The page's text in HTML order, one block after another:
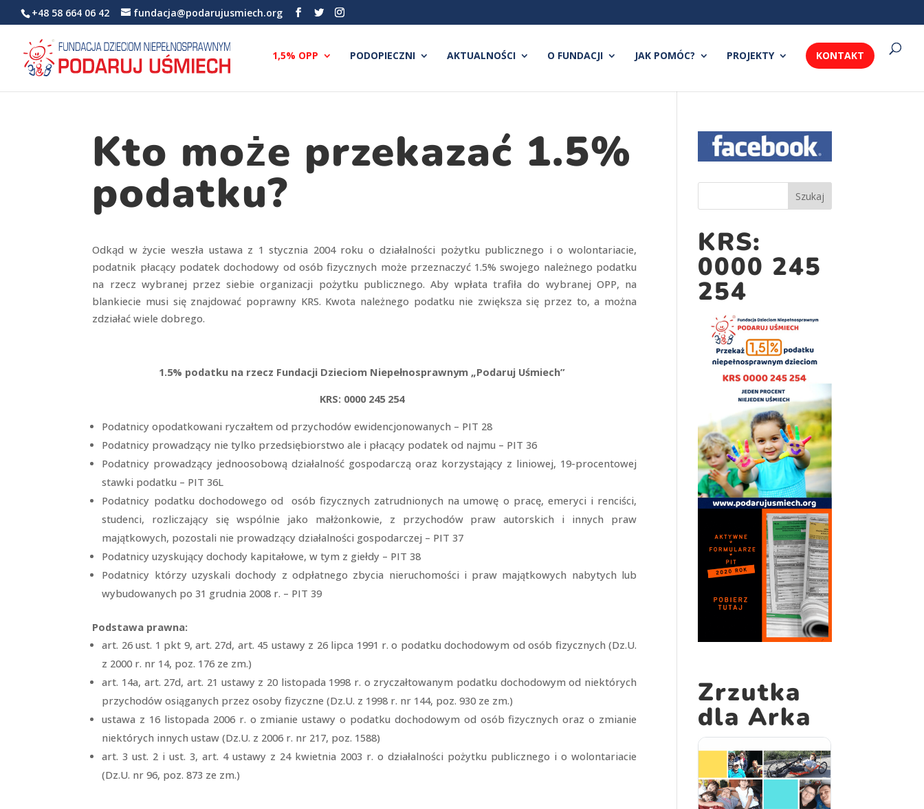
+48 58 664 06 42 fundacja@podarujusmiech.org
1,5% OPP PODOPIECZNI AKTUALNOŚCI O FUNDACJI JAK POMÓC? PROJEKTY KONTAKT
Kto może przekazać 1.5%
podatku?
Odkąd w życie weszła ustawa z 1 stycznia 2004 roku o działalności pożytku publicznego i o wolontariacie,
podatnik płacący podatek dochodowy od osób fizycznych może przeznaczyć 1.5% swojego należnego podatku
na rzecz wybranej przez siebie organizacji pożytku publicznego. Aby wpłata trafiła do wybranej OPP, na
blankiecie musi się znajdować poprawny KRS. Kwota należnego podatku nie zwiększa się przez to, a można
zdziałać wiele dobrego.
1.5% podatku na rzecz Fundacji Dzieciom Niepełnosprawnym „Podaruj Uśmiech”
KRS: 0000 245 254
Podatnicy opodatkowani ryczałtem od przychodów ewidencjonowanych – PIT 28
Podatnicy prowadzący nie tylko przedsiębiorstwo ale i płacący podatek od najmu – PIT 36
Podatnicy prowadzący jednoosobową działalność gospodarczą oraz korzystający z liniowej, 19-procentowej
stawki podatku – PIT 36L
Podatnicy podatku dochodowego od osób fizycznych zatrudnionych na umowę o pracę, emeryci i renciści,
studenci, rozliczający się wspólnie jako małżonkowie, z przychodów praw autorskich i innych praw
majątkowych, pozostali nie prowadzący działalności gospodarczej – PIT 37
Podatnicy uzyskujący dochody kapitałowe, w tym z giełdy – PIT 38
Podatnicy którzy uzyskali dochody z odpłatnego zbycia nieruchomości i praw majątkowych nabytych lub
wybudowanych po 31 grudnia 2008 r. – PIT 39
Podstawa prawna:
art. 26 ust. 1 pkt 9, art. 27d, art. 45 ustawy z 26 lipca 1991 r. o podatku dochodowym od osób fizycznych (Dz.U.
z 2000 r. nr 14, poz. 176 ze zm.)
art. 14a, art. 27d, art. 21 ustawy z 20 listopada 1998 r. o zryczałtowanym podatku dochodowym od niektórych
przychodów osiąganych przez osoby fizyczne (Dz.U. z 1998 r. nr 144, poz. 930 ze zm.)
ustawa z 16 listopada 2006 r. o zmianie ustawy o podatku dochodowym od osób fizycznych oraz o zmianie
niektórych innych ustaw (Dz.U. z 2006 r. nr 217, poz. 1588)
art. 3 ust. 2 i ust. 3, art. 4 ustawy z 24 kwietnia 2003 r. o działalności pożytku publicznego i o wolontariacie
(Dz.U. nr 96, poz. 873 ze zm.)
KRS:
0000 245
254
Zrzutka
dla Arka
opcjonalne. Są
one potrzebne
do
funkcjonowania
internetowej.
poprawić
funkcjonalność
tego, jak strona
Doświadczenie
Aby nasza strona
najlepiej